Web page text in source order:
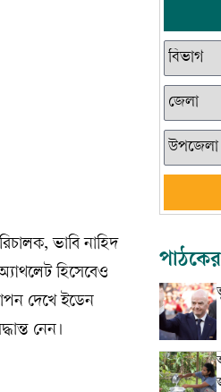
ভাবি নাহিদ
হিসেবেও
দেখে ইডেন
নেন।